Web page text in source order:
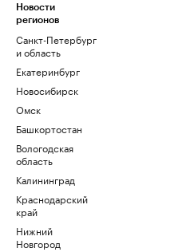
Новости
регионов
Санкт-Петербург
и область
Екатеринбург
Новосибирск
Омск
Башкортостан
Вологодская
область
Калининград
Краснодарский
край
Нижний
Новгород